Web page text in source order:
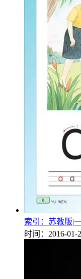
索引：苏教版|
时间：2016-01-